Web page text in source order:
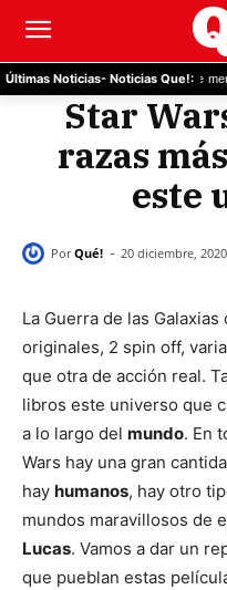
Últimas Noticias- Noticias Que!:
Reparto de
Star
razas
este
Por Qué! - 20 diciembre,
La Guerra de las Galaxias
originales, 2 spin off,
que otra de acción real.
libros este universo que
a lo largo del mundo. En
Wars hay una gran
hay humanos, hay otro
mundos maravillosos de
Lucas. Vamos a dar un
que pueblan estas